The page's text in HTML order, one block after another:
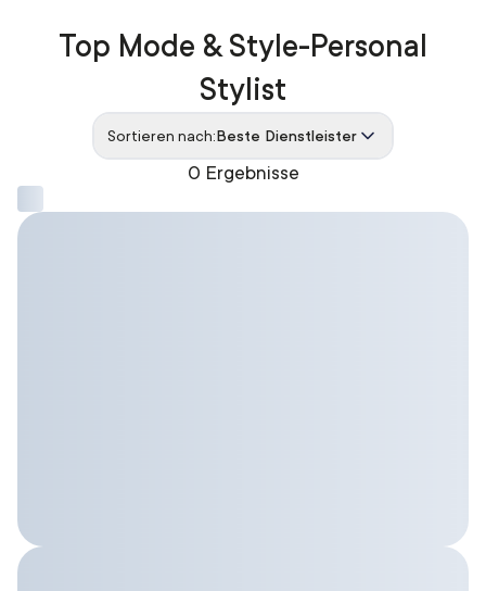
0 Ergebnisse
Top Mode & Style-Personal
Stylist
Sortieren nach:Beste Dienstleister